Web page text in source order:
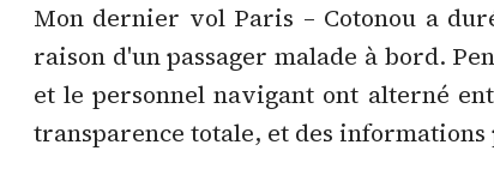
Mon dernier vol Paris – Cotonou a
raison d'un passager malade à bord.
et le personnel navigant ont alterné
transparence totale, et des